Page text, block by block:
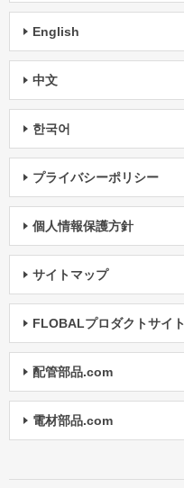
English
中文
한국어
プライバシーポリシー
個人情報保護方針
サイトマップ
FLOBALプロダクトサイト
配管部品.com
電材部品.com